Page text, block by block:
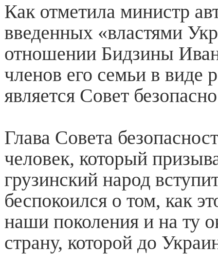
Как отметила министр
введенных «властями
отношении Бидзины
членов его семьи в виде
является Совет
Глава Совета
человек, который
грузинский народ
беспокоился о том, как
наши поколения и на ту
страну, которой до